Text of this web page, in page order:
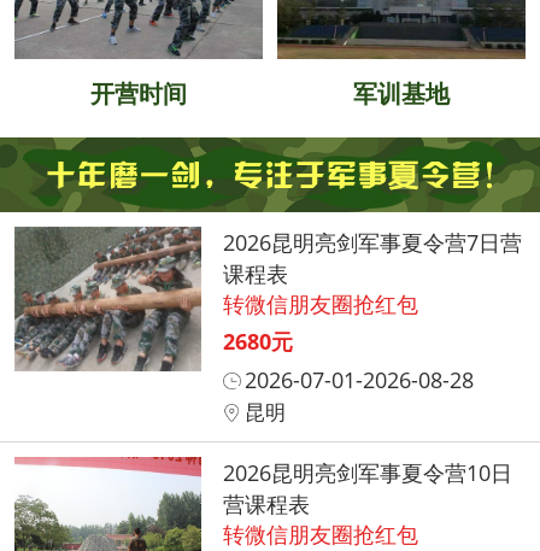
开营时间 军训基地
2026昆明亮剑军事夏令营7日营
课程表
转微信朋友圈抢红包
2680元
2026-07-01-2026-08-28
昆明
2026昆明亮剑军事夏令营10日
营课程表
转微信朋友圈抢红包